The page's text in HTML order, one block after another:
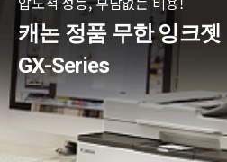
캐논 정품 무한 잉크젯
GX-Series